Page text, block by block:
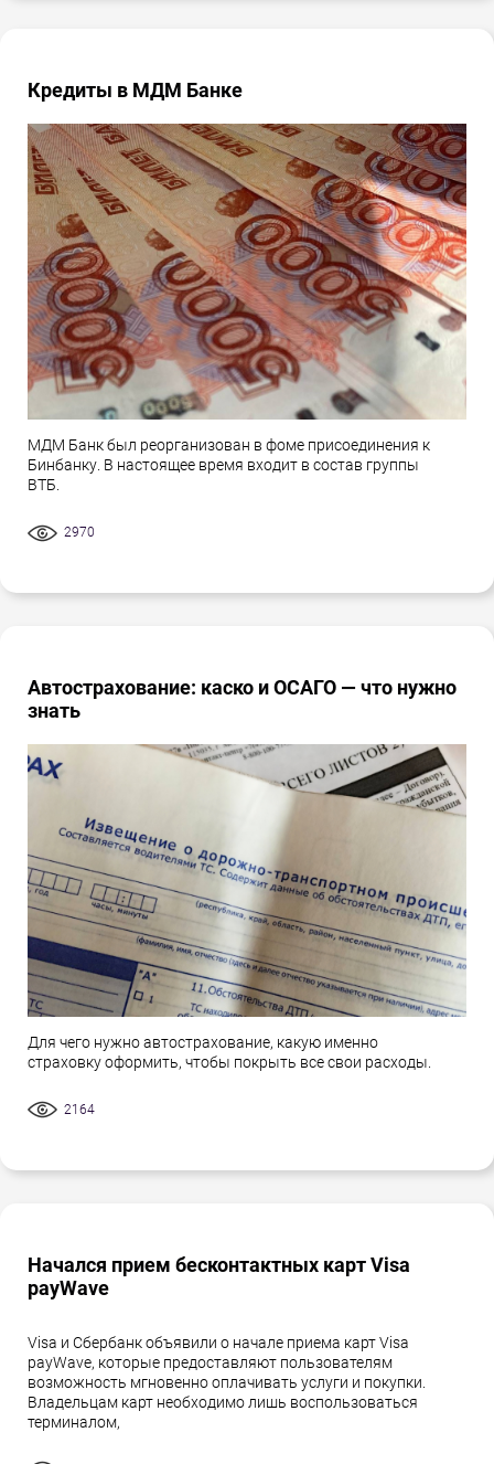
Кредиты в МДМ Банке
МДМ Банк был реорганизован в фоме присоединения к
Бинбанку. В настоящее время входит в состав группы
ВТБ.
2970
Автострахование: каско и ОСАГО — что нужно
знать
Для чего нужно автострахование, какую именно
страховку оформить, чтобы покрыть все свои расходы.
2164
Начался прием бесконтактных карт Visa
payWave
Visa и Сбербанк объявили о начале приема карт Visa
payWave, которые предоставляют пользователям
возможность мгновенно оплачивать услуги и покупки.
Владельцам карт необходимо лишь воспользоваться
терминалом,